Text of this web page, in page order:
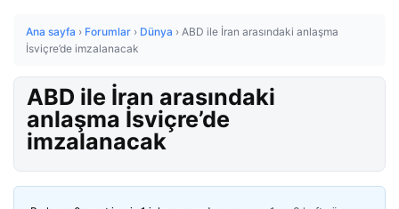
Ana sayfa › Forumlar › Dünya › ABD ile İran arasındaki anlaşma
İsviçre’de imzalanacak
ABD ile İran arasındaki
anlaşma İsviçre’de
imzalanacak